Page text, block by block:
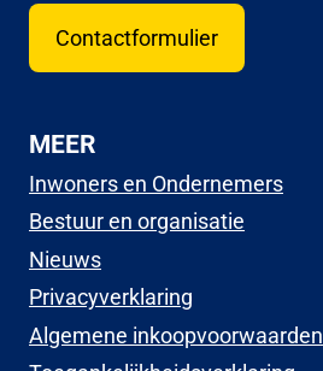
Contactformulier
MEER
Inwoners en Ondernemers
Bestuur en organisatie
Nieuws
Privacyverklaring
Algemene inkoopvoorwaarden